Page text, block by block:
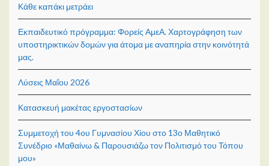
Κάθε καπάκι μετράει
Εκπαιδευτικό πρόγραμμα: Φορείς ΑμεΑ. Χαρτογράφηση των
υποστηρικτικών δομών για άτομα με αναπηρία στην κοινότητά
μας.
Λύσεις Μαΐου 2026
Κατασκευή μακέτας εργοστασίων
Συμμετοχή του 4ου Γυμνασίου Χίου στο 13ο Μαθητικό
Συνέδριο «Μαθαίνω & Παρουσιάζω τον Πολιτισμό του Τόπου
μου»